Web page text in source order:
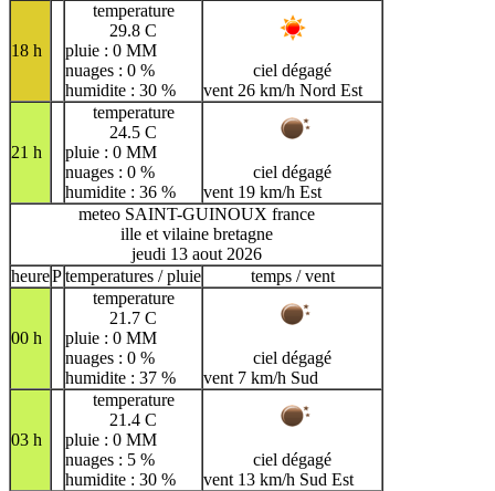
18 h
temperature
29.8 C
pluie : 0 MM
nuages : 0 %
humidite : 30 %
ciel dégagé
vent 26 km/h Nord Est
21 h
temperature
24.5 C
pluie : 0 MM
nuages : 0 %
humidite : 36 %
ciel dégagé
vent 19 km/h Est
meteo SAINT-GUINOUX france
ille et vilaine bretagne
jeudi 13 aout 2026
heurePtemperatures / pluie temps / vent
00 h
temperature
21.7 C
pluie : 0 MM
nuages : 0 %
humidite : 37 %
ciel dégagé
vent 7 km/h Sud
03 h
temperature
21.4 C
pluie : 0 MM
nuages : 5 %
humidite : 30 %
ciel dégagé
vent 13 km/h Sud Est